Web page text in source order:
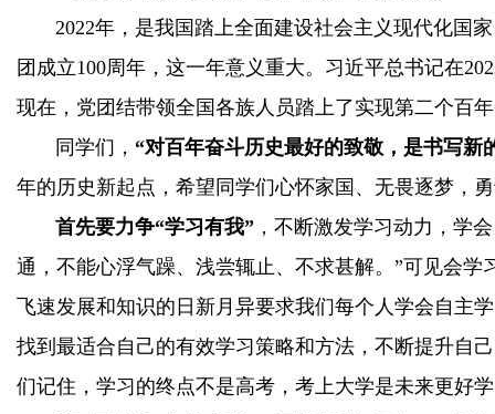
2022年，是我国踏上全面建设社会主义现代化国
团成立100周年，这一年意义重大。习近平总书记在
现在，党团结带领全国各族人员踏上了实现第二个百
同学们， “对百年奋斗历史最好的致敬，是书写新
年的历史新起点，希望同学们心怀家国、无畏逐梦，
首先要力争“学习有我” ，不断激发学习动力，学
通，不能心浮气躁、浅尝辄止、不求甚解。”可见会
飞速发展和知识的日新月异要求我们每个人学会自主
找到最适合自己的有效学习策略和方法，不断提升自
们记住，学习的终点不是高考，考上大学是未来更好